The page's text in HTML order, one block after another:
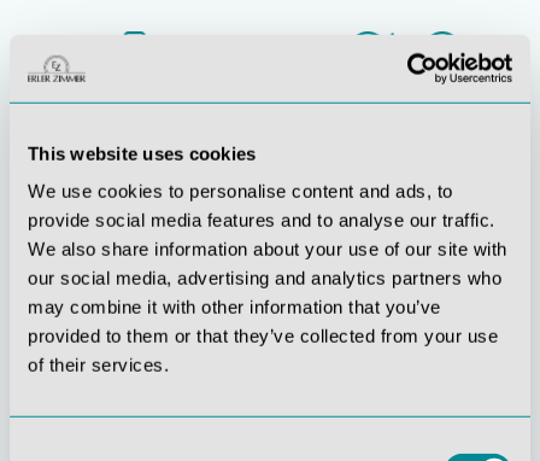
This website uses cookies
We use cookies to personalise content and ads, to
provide social media features and to analyse our traffic.
We also share information about your use of our site with
our social media, advertising and analytics partners who
may combine it with other information that you’ve
provided to them or that they’ve collected from your use
of their services.
Stetige
Innovationskraft
Soziale
Verantwortung
Gelebte
Verständnis für